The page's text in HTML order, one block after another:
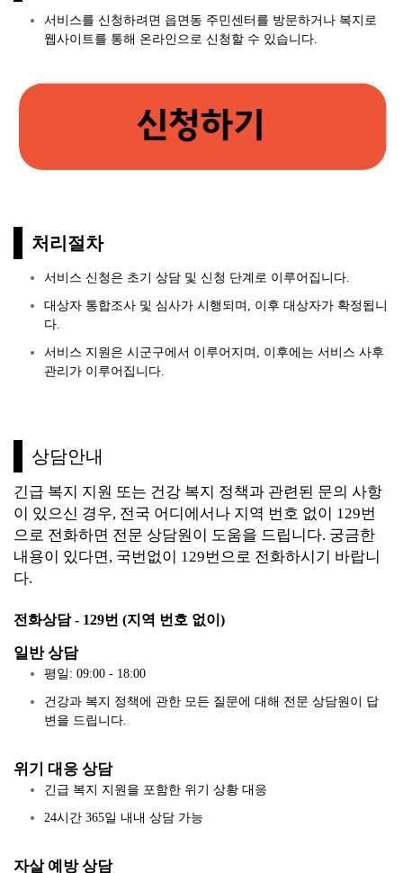
서비스를 신청하려면 읍면동 주민센터를 방문하거나 복지로
웹사이트를 통해 온라인으로 신청할 수 있습니다.
처리절차
서비스 신청은 초기 상담 및 신청 단계로 이루어집니다.
대상자 통합조사 및 심사가 시행되며, 이후 대상자가 확정됩니
다.
서비스 지원은 시군구에서 이루어지며, 이후에는 서비스 사후
관리가 이루어집니다.
상담안내
긴급 복지 지원 또는 건강 복지 정책과 관련된 문의 사항
이 있으신 경우, 전국 어디에서나 지역 번호 없이 129번
으로 전화하면 전문 상담원이 도움을 드립니다. 궁금한
내용이 있다면, 국번없이 129번으로 전화하시기 바랍니
다.
전화상담 - 129번 (지역 번호 없이)
일반 상담
평일: 09:00 - 18:00
건강과 복지 정책에 관한 모든 질문에 대해 전문 상담원이 답
변을 드립니다.
위기 대응 상담
긴급 복지 지원을 포함한 위기 상황 대응
24시간 365일 내내 상담 가능
자살 예방 상담